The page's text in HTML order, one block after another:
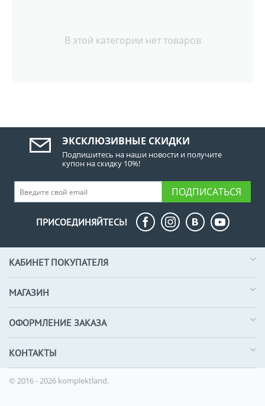
В этой категории нет товаров
ЭКСКЛЮЗИВНЫЕ СКИДКИ
Подпишитесь на наши новости и получите
купон на скидку 10%!
ПОДПИСАТЬСЯ
ПРИСОЕДИНЯЙТЕСЬ!
КАБИНЕТ ПОКУПАТЕЛЯ
МАГАЗИН
ОФОРМЛЕНИЕ ЗАКАЗА
КОНТАКТЫ
© 2016 - 2026 komplektland.